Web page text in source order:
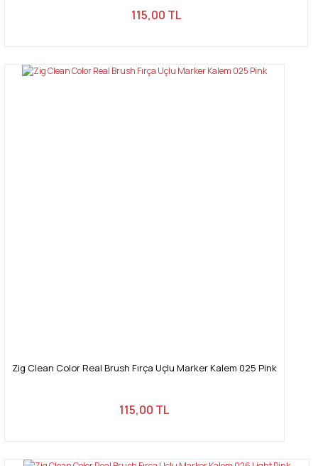
115,00 TL
Zig Clean Color Real Brush Fırça Uçlu Marker Kalem 025 Pink
115,00 TL